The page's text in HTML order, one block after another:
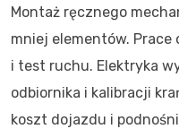
Montaż ręcznego
mniej elementów. Prace
i test ruchu. Elektryka
odbiornika i kalibracji
koszt dojazdu i